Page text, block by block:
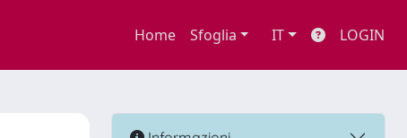
Home Sfoglia IT LOGIN